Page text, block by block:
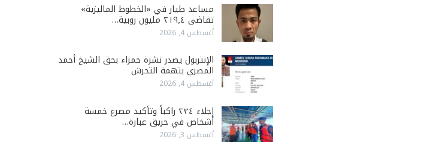
مساعد طيار في «الخطوط الماليزية»
تقاضى ٢١٩٫٤ مليون روبية…
أغسطس 4, 2026
الإنتربول يصدر نشرة حمراء بحق الشيخ أحمد
المصري بتهمة التحرش
أغسطس 4, 2026
إجلاء ٢٣٤ راكباً وتأكيد مصرع خمسة
أشخاص في حريق عبارة…
أغسطس 3, 2026